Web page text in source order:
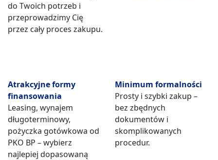
do Twoich potrzeb i
przeprowadzimy Cię
przez cały proces zakupu.
Atrakcyjne formy
finansowania
Leasing, wynajem
długoterminowy,
pożyczka gotówkowa od
PKO BP – wybierz
najlepiej dopasowaną
Minimum formalności
Prosty i szybki zakup –
bez zbędnych
dokumentów i
skomplikowanych
procedur.